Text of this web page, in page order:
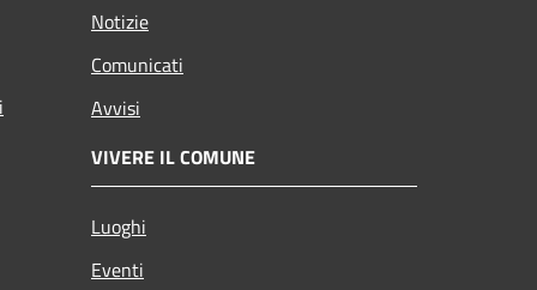
Notizie
Comunicati
Avvisi
VIVERE IL COMUNE
Luoghi
Eventi